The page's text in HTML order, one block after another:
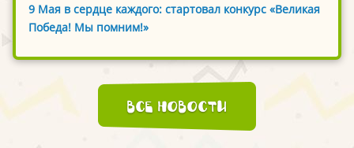
9 Мая в сердце каждого: стартовал конкурс «Великая
Победа! Мы помним!»
Все новости